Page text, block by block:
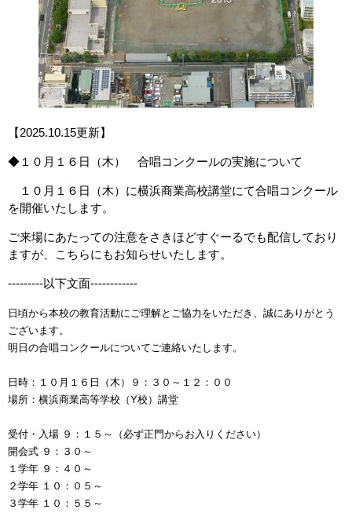
【2025.10.15更新】
◆１０月１６日（木） 合唱コンクールの実施について
１０月１６日（木）に横浜商業高校講堂にて合唱コンクール
を開催いたします。
ご来場にあたっての注意をさきほどすぐーるでも配信しており
ますが、こちらにもお知らせいたします。
---------以下文面------------
日頃から本校の教育活動にご理解とご協力をいただき、誠にありがとう
ございます。
明日の合唱コンクールについてご連絡いたします。
日時：１０月１６日（木）９：３０～１２：００
場所：横浜商業高等学校（Y校）講堂
受付・入場 ９：１５～（必ず正門からお入りください）
開会式 ９：３０～
１学年 ９：４０～
２学年 １０：０５～
３学年 １０：５５～